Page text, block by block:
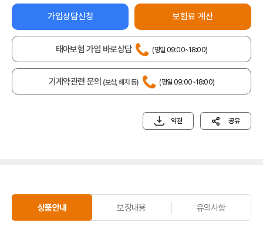
가입상담신청 보험료 계산
태아보험 가입 바로상담 (평일 09:00~18:00)
기계약관련 문의 (보상, 해지 등) (평일 09:00~18:00)
약관 공유
상품안내 보장내용 유의사항